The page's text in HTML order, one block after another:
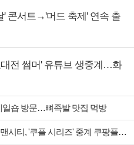
' 콘서트→'머드 축제' 연속 출
대전 썸머' 유튜브 생중계…화
숍 방문…뼈족발 맛집 먹방
티, '쿠플 시리즈' 중계 쿠팡플레이